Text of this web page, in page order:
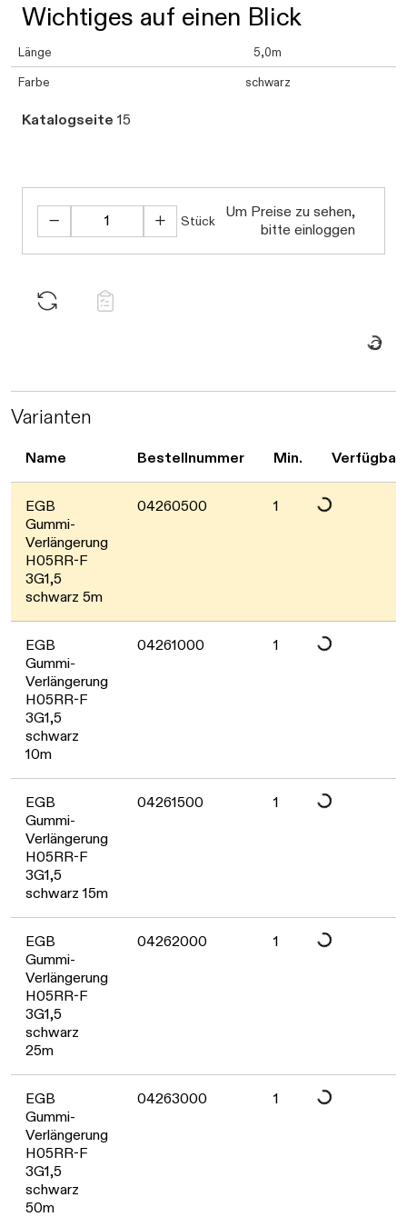
Wichtiges auf einen Blick
Länge 5,0m
Farbe schwarz
Katalogseite 15
Stück
Um Preise zu sehen,
bitte einloggen
Varianten
Name Bestellnummer Min.
EGB
Gummi-
Verlängerung
H05RR-F
3G1,5
schwarz 5m
04260500 1 Daten werden
EGB
Gummi-
Verlängerung
H05RR-F
3G1,5
schwarz
10m
04261000 1 Daten werden
EGB
Gummi-
Verlängerung
H05RR-F
3G1,5
schwarz 15m
04261500 1 Daten werden
EGB
Gummi-
Verlängerung
H05RR-F
3G1,5
schwarz
25m
04262000 1 Daten werden
EGB
Gummi-
Verlängerung
H05RR-F
3G1,5
schwarz
50m
04263000 1 Daten werden